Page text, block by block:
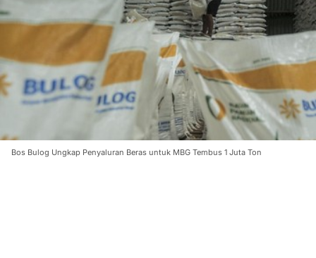
Bos Bulog Ungkap Penyaluran Beras untuk MBG Tembus 1 Juta Ton